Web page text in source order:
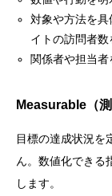
対象や方法を
イトの訪問者数
関係者や担当
Measurable（
目標の達成状況を
ん。数値化できる
します。